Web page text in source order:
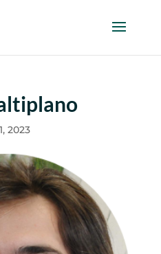
2023